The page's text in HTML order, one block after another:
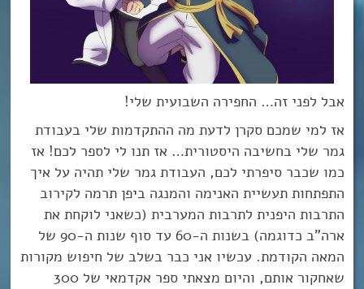
אבל לפני זה… החפירה השבועית שלי!
אז למי שמכם סקרן לדעת מה ההתקדמות שלי בעבודת
גמר שלי בחשיבה היסטורית… אז תנו לי לספר לכם! אז
כמו שכבר סיפרתי לכם, העבודת גמר שלי תהיה על איך
התפתחות תעשיית האנימה והמנגה ביפן תרמה לקירוב
התרבות היפנית לתרבות המערבית (כשאני לוקחת את
ארה”ב כדוגמה) בשנות ה-60 עד סוף שנות ה-90 של
המאה הקודמת. עכשיו אני כבר בשלב של חיפוש מקורות
שאחקור אותם, והיום מצאתי ספר אקדמאי של 300